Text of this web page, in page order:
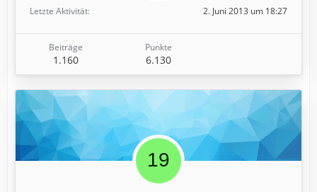
Letzte Aktivität 2. Juni 2013 um 18:27
Beiträge
1.160
Punkte
6.130